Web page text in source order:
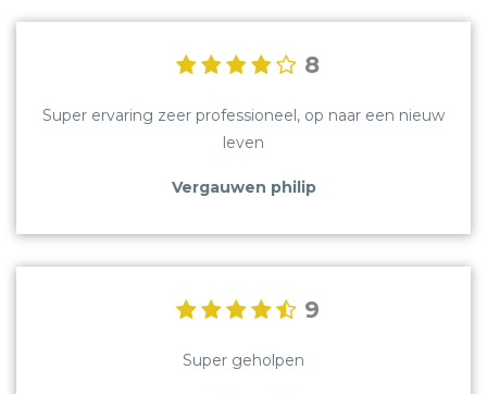
8
Super ervaring zeer professioneel, op naar een nieuw
leven
Vergauwen philip
9
Super geholpen